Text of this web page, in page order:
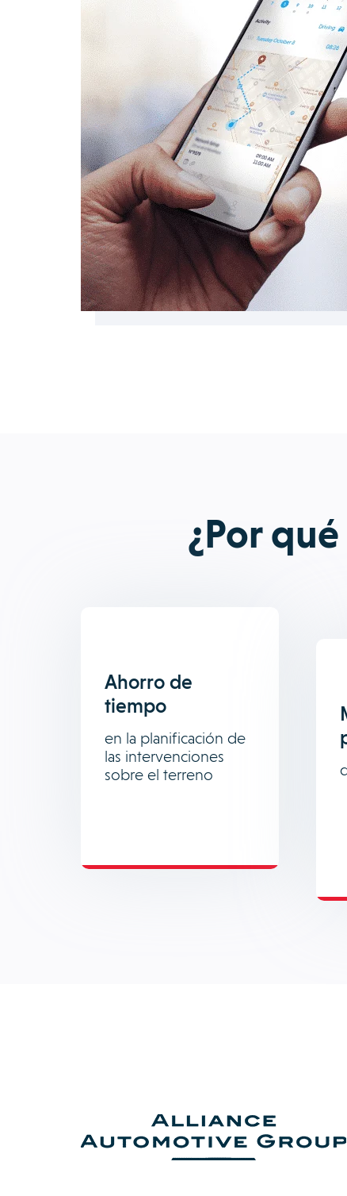
¿Por
Ahorro de
tiempo
en la planificación de
las intervenciones
sobre el terreno